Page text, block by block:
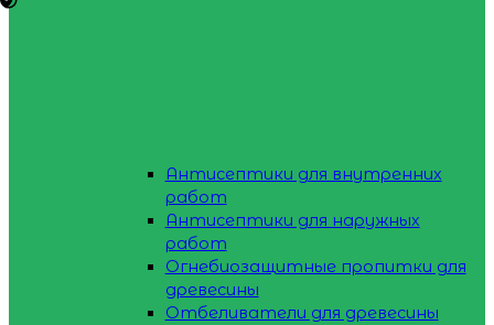
Антисептики для внутренних
работ
Антисептики для наружных
работ
Огнебиозащитные пропитки для
древесины
Отбеливатели для древесины